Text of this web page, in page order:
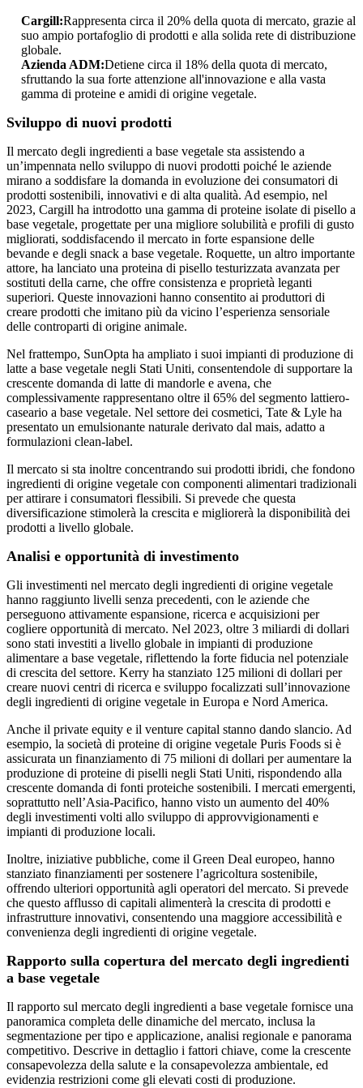
Cargill:Rappresenta circa il 20% della quota di mercato, grazie al
suo ampio portafoglio di prodotti e alla solida rete di distribuzione
globale.
Azienda ADM:Detiene circa il 18% della quota di mercato,
sfruttando la sua forte attenzione all'innovazione e alla vasta
gamma di proteine ​​e amidi di origine vegetale.
Sviluppo di nuovi prodotti
Il mercato degli ingredienti a base vegetale sta assistendo a
un’impennata nello sviluppo di nuovi prodotti poiché le aziende
mirano a soddisfare la domanda in evoluzione dei consumatori di
prodotti sostenibili, innovativi e di alta qualità. Ad esempio, nel
2023, Cargill ha introdotto una gamma di proteine ​​isolate di pisello a
base vegetale, progettate per una migliore solubilità e profili di gusto
migliorati, soddisfacendo il mercato in forte espansione delle
bevande e degli snack a base vegetale. Roquette, un altro importante
attore, ha lanciato una proteina di pisello testurizzata avanzata per
sostituti della carne, che offre consistenza e proprietà leganti
superiori. Queste innovazioni hanno consentito ai produttori di
creare prodotti che imitano più da vicino l’esperienza sensoriale
delle controparti di origine animale.
Nel frattempo, SunOpta ha ampliato i suoi impianti di produzione di
latte a base vegetale negli Stati Uniti, consentendole di supportare la
crescente domanda di latte di mandorle e avena, che
complessivamente rappresentano oltre il 65% del segmento lattiero-
caseario a base vegetale. Nel settore dei cosmetici, Tate & Lyle ha
presentato un emulsionante naturale derivato dal mais, adatto a
formulazioni clean-label.
Il mercato si sta inoltre concentrando sui prodotti ibridi, che fondono
ingredienti di origine vegetale con componenti alimentari tradizionali
per attirare i consumatori flessibili. Si prevede che questa
diversificazione stimolerà la crescita e migliorerà la disponibilità dei
prodotti a livello globale.
Analisi e opportunità di investimento
Gli investimenti nel mercato degli ingredienti di origine vegetale
hanno raggiunto livelli senza precedenti, con le aziende che
perseguono attivamente espansione, ricerca e acquisizioni per
cogliere opportunità di mercato. Nel 2023, oltre 3 miliardi di dollari
sono stati investiti a livello globale in impianti di produzione
alimentare a base vegetale, riflettendo la forte fiducia nel potenziale
di crescita del settore. Kerry ha stanziato 125 milioni di dollari per
creare nuovi centri di ricerca e sviluppo focalizzati sull’innovazione
degli ingredienti di origine vegetale in Europa e Nord America.
Anche il private equity e il venture capital stanno dando slancio. Ad
esempio, la società di proteine ​​di origine vegetale Puris Foods si è
assicurata un finanziamento di 75 milioni di dollari per aumentare la
produzione di proteine ​​di piselli negli Stati Uniti, rispondendo alla
crescente domanda di fonti proteiche sostenibili. I mercati emergenti,
soprattutto nell’Asia-Pacifico, hanno visto un aumento del 40%
degli investimenti volti allo sviluppo di approvvigionamenti e
impianti di produzione locali.
Inoltre, iniziative pubbliche, come il Green Deal europeo, hanno
stanziato finanziamenti per sostenere l’agricoltura sostenibile,
offrendo ulteriori opportunità agli operatori del mercato. Si prevede
che questo afflusso di capitali alimenterà la crescita di prodotti e
infrastrutture innovativi, consentendo una maggiore accessibilità e
convenienza degli ingredienti di origine vegetale.
Rapporto sulla copertura del mercato degli ingredienti
a base vegetale
Il rapporto sul mercato degli ingredienti a base vegetale fornisce una
panoramica completa delle dinamiche del mercato, inclusa la
segmentazione per tipo e applicazione, analisi regionale e panorama
competitivo. Descrive in dettaglio i fattori chiave, come la crescente
consapevolezza della salute e la consapevolezza ambientale, ed
evidenzia restrizioni come gli elevati costi di produzione.